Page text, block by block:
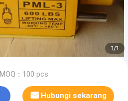
1/1
MOQ：100 pcs
Hubungi sekarang